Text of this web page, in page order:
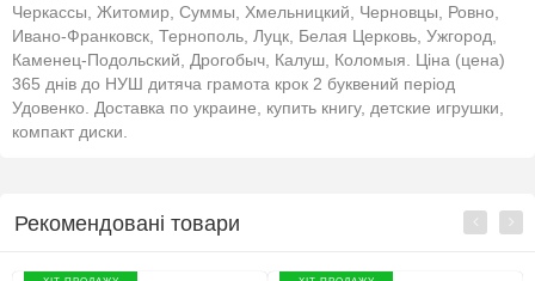
Черкассы, Житомир, Суммы, Хмельницкий, Черновцы, Ровно,
Ивано-Франковск, Тернополь, Луцк, Белая Церковь, Ужгород,
Каменец-Подольский, Дрогобыч, Калуш, Коломыя. Ціна (цена)
365 днів до НУШ дитяча грамота крок 2 буквений період
Удовенко. Доставка по украине, купить книгу, детские игрушки,
компакт диски.
Рекомендовані товари